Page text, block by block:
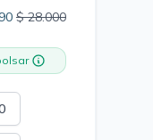
$ 28.000